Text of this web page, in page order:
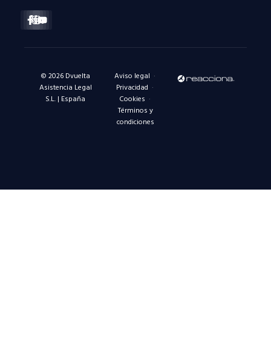
Facebook-
f
X-
twitter
Instagram
Linkedin-
in
Youtube
© 2026 Dvuelta
Asistencia Legal
S.L. | España
Aviso legal ·
Privacidad ·
Cookies ·
Términos y
condiciones